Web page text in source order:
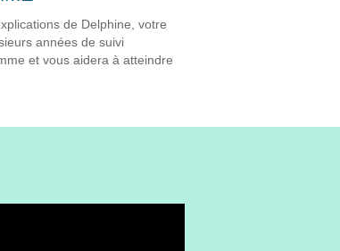
de Delphine, votre
années de suivi
et vous aidera à atteindre